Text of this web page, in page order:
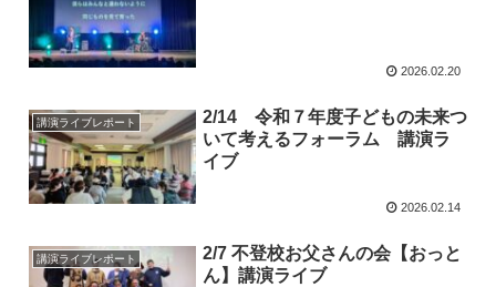
2026.02.20
講演ライブレポート
2/14 令和７年度子どもの未来つ
いて考えるフォーラム 講演ラ
イブ
2026.02.14
講演ライブレポート
2/7 不登校お父さんの会【おっと
ん】講演ライブ